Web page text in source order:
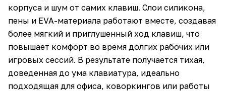
корпуса и шум от самих клавиш. Слои силикона,
пены и EVA-материала работают вместе, создавая
более мягкий и приглушенный ход клавиш, что
повышает комфорт во время долгих рабочих или
игровых сессий. В результате получается тихая,
доведенная до ума клавиатура, идеально
подходящая для офиса, коворкингов или работы